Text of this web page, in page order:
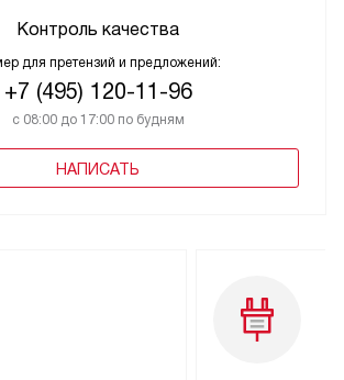
Контроль качества
для претензий и предложений:
+7 (495) 120-11-96
с 08:00 до 17:00 по будням
НАПИСАТЬ